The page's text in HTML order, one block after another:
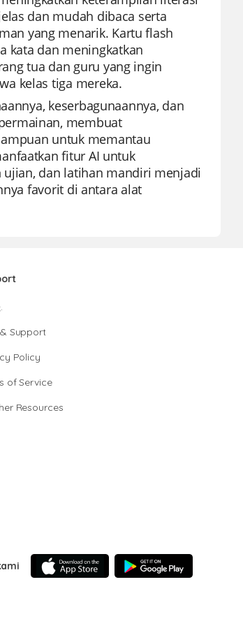
dan mudah dibaca serta
yang menarik. Kartu flash
kata dan meningkatkan
tua dan guru yang ingin
kelas tiga mereka.
keserbagunaannya, dan
membuat
untuk memantau
fitur AI untuk
ujian, dan latihan mandiri menjadi
favorit di antara alat
Support
Policy
of Service
Resources